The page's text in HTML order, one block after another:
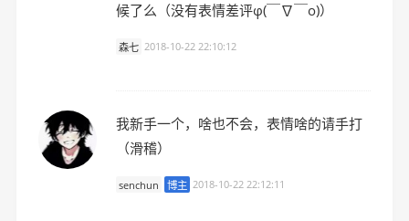
候了么（没有表情差评φ(￣∇￣o)）
森七 2018-10-22 22:10:12
我新手一个，啥也不会，表情啥的请手打
（滑稽）
senchun 博主 2018-10-22 22:12:11